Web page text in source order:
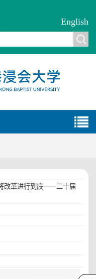
English
将改革进行到底——二十届